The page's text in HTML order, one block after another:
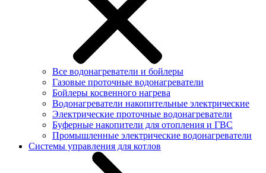
Все водонагреватели и бойлеры
Газовые проточные водонагреватели
Бойлеры косвенного нагрева
Водонагреватели накопительные электрические
Электрические проточные водонагреватели
Буферные накопители для отопления и ГВС
Промышленные электрические водонагреватели
Системы управления для котлов